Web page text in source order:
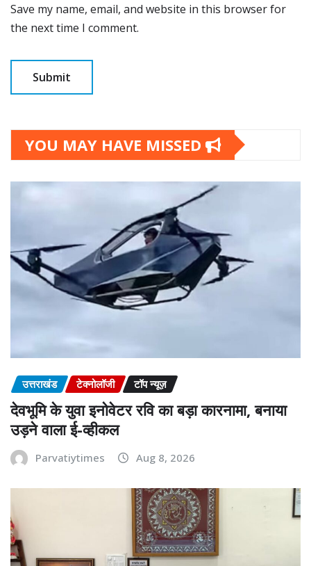
Save my name, email, and website in this browser for
the next time I comment.
YOU MAY HAVE MISSED
उत्तराखंड टेक्नोलॉजी टॉप न्यूज़
देवभूमि के युवा इनोवेटर रवि का बड़ा कारनामा, बनाया
उड़ने वाला ई-व्हीकल
Parvatiytimes Aug 8, 2026